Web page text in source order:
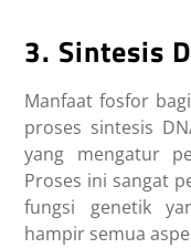
3. Sintesis
Manfaat fosfor
proses sintesis
yang mengatur
Proses ini sangat
fungsi genetik
hampir semua